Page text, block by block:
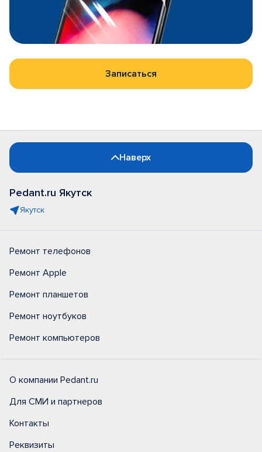
Записаться
Наверх
Pedant.ru Якутск
Якутск
Ремонт телефонов
Ремонт Apple
Ремонт планшетов
Ремонт ноутбуков
Ремонт компьютеров
О компании Pedant.ru
Для СМИ и партнеров
Контакты
Реквизиты